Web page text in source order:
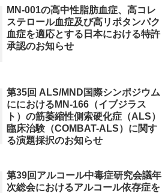
MN-001の高中性脂肪血症、高コレ
ステロール血症及び高リポタンパク
血症を適応とする日本における特許
承認のお知らせ
第35回 ALS/MND国際シンポジウム
ににおけるMN-166（イブジラス
ト）の筋萎縮性側索硬化症（ALS）
臨床治験（COMBAT-ALS）に関す
る演題採択のお知らせ
第39回アルコール中毒症研究会議年
次総会におけるアルコール依存症を